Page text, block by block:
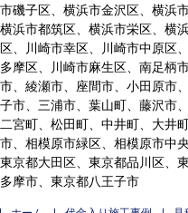
市磯子区、横浜市金沢区、横浜
横浜市都筑区、横浜市栄区、横
区、川崎市幸区、川崎市中原区
多摩区、川崎市麻生区、南足柄
市、綾瀬市、座間市、小田原市
子市、三浦市、葉山町、藤沢市
二宮町、松田町、中井町、大井
市、相模原市緑区、相模原市中
東京都大田区、東京都品川区、
多摩市、東京都八王子市